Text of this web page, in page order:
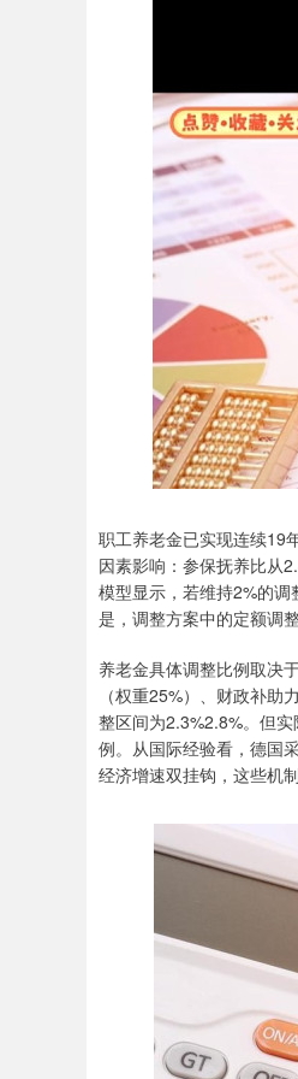
职工养老金已实现连续19
因素影响：参保抚养比从
模型显示，若维持2%的
是，调整方案中的定额调
养老金具体调整比例取决
（权重25%）、财政补
整区间为2.3%2.8%。但
例。从国际经验看，德国
经济增速双挂钩，这些机